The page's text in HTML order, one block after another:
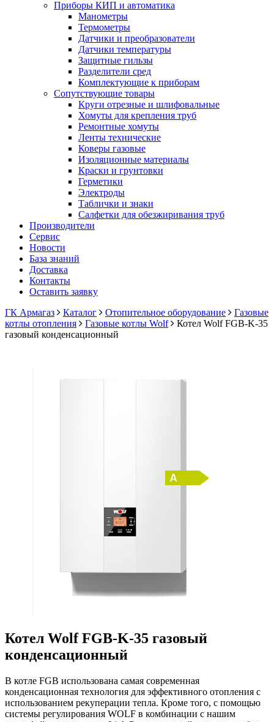
Приборы КИП и автоматика
Манометры
Термометры
Датчики и преобразователи
Датчики температуры
Защитные гильзы
Разделители сред
Комплектующие к приборам
Сопутствующие товары
Круги отрезные и шлифовальные
Хомуты для крепления труб
Ремонтные хомуты
Ленты технические
Коверы газовые
Изоляционные материалы
Краски и грунтовки
Герметики
Электроды
Таблички и знаки
Салфетки для обезжиривания труб
Производители
Сервис
Новости
База знаний
Доставка
Контакты
Оставить заявку
ГК Армагаз
Каталог Отопительное оборудование
Газовые
котлы отопления
Газовые котлы Wolf
Котел Wolf FGB-K-35
газовый конденсационный
Котел Wolf FGB-K-35 газовый
конденсационный
В котле FGB использована самая современная
конденсационная технология для эффективного отопления с
использованием рекуперации тепла. Кроме того, с помощью
системы регулирования WOLF в комбинации с нашим